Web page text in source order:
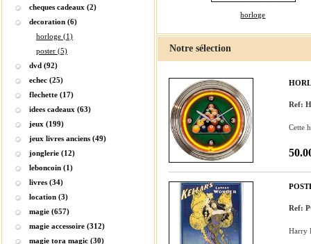
cheques cadeaux (2)
decoration (6)
horloge (1)
poster (5)
dvd (92)
echec (25)
flechette (17)
idees cadeaux (63)
jeux (199)
jeux livres anciens (49)
jonglerie (12)
leboncoin (1)
livres (34)
location (3)
magie (657)
magie accessoire (312)
magie tora magic (30)
horloge
Notre sélection
Ref:
Cette
Ref:
Harry